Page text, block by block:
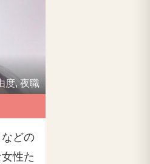
度, 夜職
どの
性た